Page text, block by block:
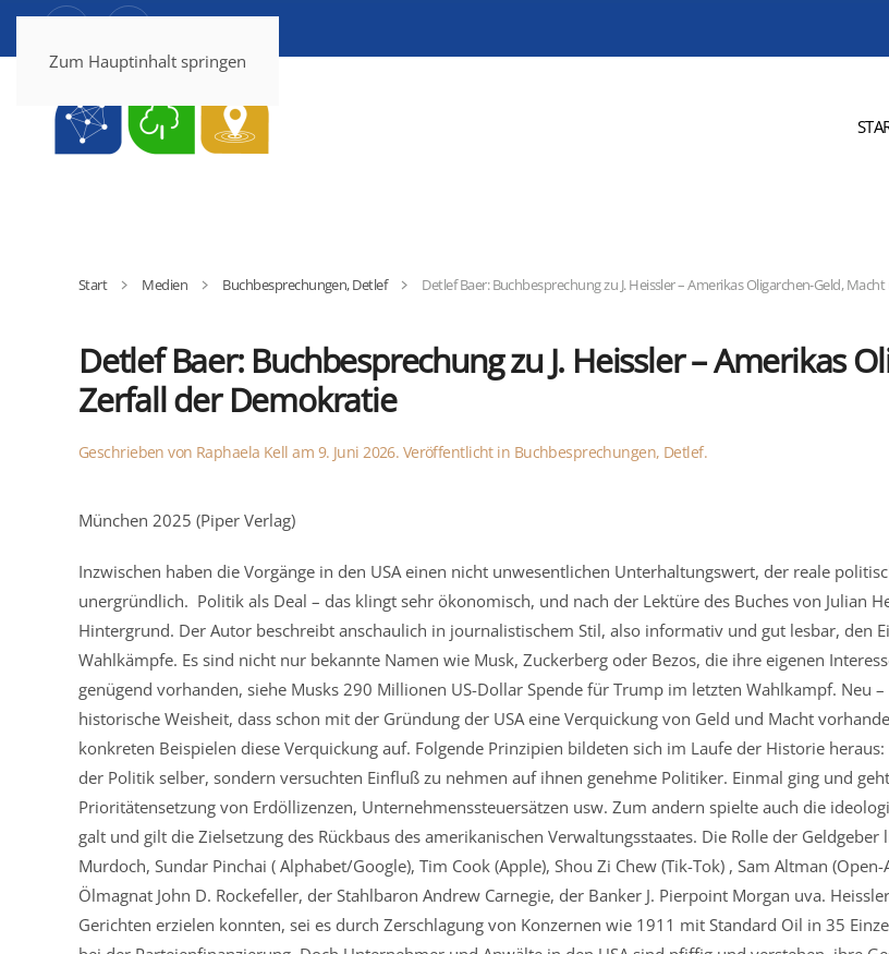
Zum Hauptinhalt springen
Start Medien Buchbesprechungen, Detlef Detlef Baer: Buchbesprechung zu J. Heissler – Amerikas Oligarchen-Geld,
Detlef Baer: Buchbesprechung zu J. Heissler – Amerikas
Zerfall der Demokratie
Geschrieben von Raphaela Kell am 9. Juni 2026. Veröffentlicht in Buchbesprechungen, Detlef.
München 2025 (Piper Verlag)
Inzwischen haben die Vorgänge in den USA einen nicht unwesentlichen Unterhaltungswert, der reale
unergründlich. Politik als Deal – das klingt sehr ökonomisch, und nach der Lektüre des Buches von Julian
Hintergrund. Der Autor beschreibt anschaulich in journalistischem Stil, also informativ und gut lesbar, den
Wahlkämpfe. Es sind nicht nur bekannte Namen wie Musk, Zuckerberg oder Bezos, die ihre eigenen
genügend vorhanden, siehe Musks 290 Millionen US-Dollar Spende für Trump im letzten Wahlkampf. Neu
historische Weisheit, dass schon mit der Gründung der USA eine Verquickung von Geld und Macht
konkreten Beispielen diese Verquickung auf. Folgende Prinzipien bildeten sich im Laufe der Historie
der Politik selber, sondern versuchten Einfluß zu nehmen auf ihnen genehme Politiker. Einmal ging und
Prioritätensetzung von Erdöllizenzen, Unternehmenssteuersätzen usw. Zum andern spielte auch die
galt und gilt die Zielsetzung des Rückbaus des amerikanischen Verwaltungsstaates. Die Rolle der
Murdoch, Sundar Pinchai ( Alphabet/Google), Tim Cook (Apple), Shou Zi Chew (Tik-Tok) , Sam Altman
Ölmagnat John D. Rockefeller, der Stahlbaron Andrew Carnegie, der Banker J. Pierpoint Morgan uva.
Gerichten erzielen konnten, sei es durch Zerschlagung von Konzernen wie 1911 mit Standard Oil in 35